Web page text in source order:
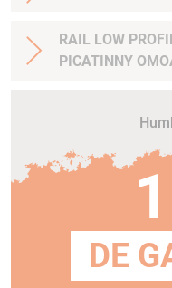
RAIL LOW
PICATINNY
DE